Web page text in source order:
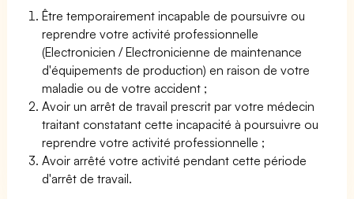
Être temporairement incapable de poursuivre ou
reprendre votre activité professionnelle
(Electronicien / Electronicienne de maintenance
d'équipements de production) en raison de votre
maladie ou de votre accident ;
Avoir un arrêt de travail prescrit par votre médecin
traitant constatant cette incapacité à poursuivre ou
reprendre votre activité professionnelle ;
Avoir arrêté votre activité pendant cette période
d'arrêt de travail.